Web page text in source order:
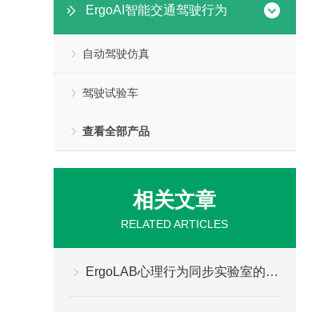
ErgoAI智能交通驾驶行为
自动驾驶仿真
驾驶试验车
查看全部产品
相关文章
RELATED ARTICLES
ErgoLAB心理行为同步实验室的数据同步采集功能